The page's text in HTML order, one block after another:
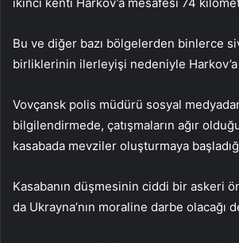
Bu ve diğer bazı bölgelerden binlerce
birliklerinin ilerleyişi nedeniyle Harkov’a
Vovçansk polis müdürü sosyal
bilgilendirmede, çatışmaların ağır
kasabada mevziler oluşturmaya
Kasabanın düşmesinin ciddi bir askeri
da Ukrayna’nın moraline darbe olacağı